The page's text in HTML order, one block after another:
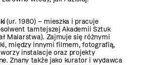
(ur. 1980) – mieszka i pracuje
tamtejszej Akademii Sztuk
Malarstwa). Zajmuje się różnymi
między innymi filmem, fotografią,
instalacje oraz projekty
Znany także jako kurator i wydawca